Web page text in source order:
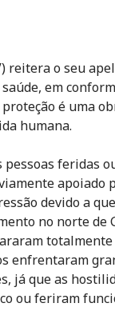
reitera o seu
em
é uma
humana.
feridas
apoiado
devido a
no norte de
totalmente
enfrentaram
já que as
ou feriram